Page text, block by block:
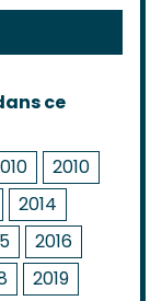
ce
2010
2014
2016
2019